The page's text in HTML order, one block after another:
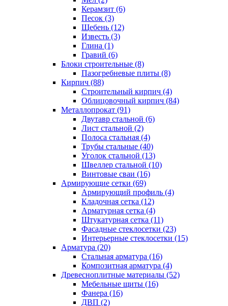
Керамзит (6)
Песок (3)
Щебень (12)
Известь (3)
Глина (1)
Гравий (6)
Блоки строительные (8)
Пазогребневые плиты (8)
Кирпич (88)
Строительный кирпич (4)
Облицовочный кирпич (84)
Металлопрокат (91)
Двутавр стальной (6)
Лист стальной (2)
Полоса стальная (4)
Трубы стальные (40)
Уголок стальной (13)
Швеллер стальной (10)
Винтовые сваи (16)
Армирующие сетки (69)
Армирующий профиль (4)
Кладочная сетка (12)
Арматурная сетка (4)
Штукатурная сетка (11)
Фасадные стеклосетки (23)
Интерьерные стеклосетки (15)
Арматура (20)
Стальная арматура (16)
Композитная арматура (4)
Древесноплитные материалы (52)
Мебельные щиты (16)
Фанера (16)
ДВП (2)